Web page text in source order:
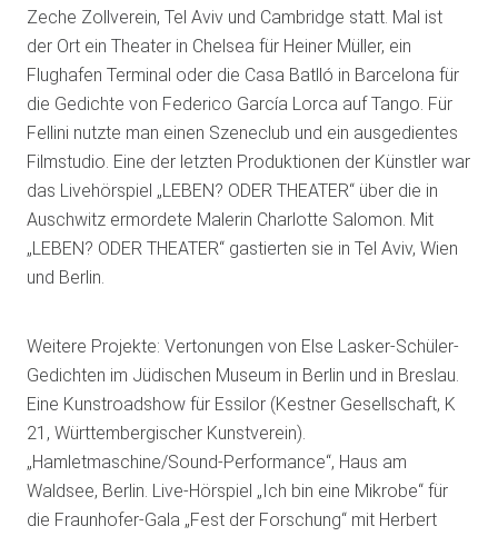
Zeche Zollverein, Tel Aviv und Cambridge statt. Mal ist
der Ort ein Theater in Chelsea für Heiner Müller, ein
Flughafen Terminal oder die Casa Batlló in Barcelona für
die Gedichte von Federico García Lorca auf Tango. Für
Fellini nutzte man einen Szeneclub und ein ausgedientes
Filmstudio. Eine der letzten Produktionen der Künstler war
das Livehörspiel „LEBEN? ODER THEATER“ über die in
Auschwitz ermordete Malerin Charlotte Salomon. Mit
„LEBEN? ODER THEATER“ gastierten sie in Tel Aviv, Wien
und Berlin.
Weitere Projekte: Vertonungen von Else Lasker-Schüler-
Gedichten im Jüdischen Museum in Berlin und in Breslau.
Eine Kunstroadshow für Essilor (Kestner Gesellschaft, K
21, Württembergischer Kunstverein).
„Hamletmaschine/Sound-Performance“, Haus am
Waldsee, Berlin. Live-Hörspiel „Ich bin eine Mikrobe“ für
die Fraunhofer-Gala „Fest der Forschung“ mit Herbert